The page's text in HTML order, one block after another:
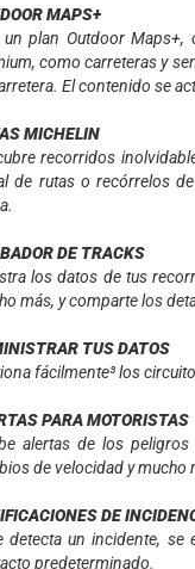
MAPS+
un plan Outdoor Maps+,
como carreteras y
El contenido se
MICHELIN
recorridos
de rutas o recórrelos
DE TRACKS
los datos de tus
más, y comparte los
TUS DATOS
fácilmente³ los
PARA MOTORISTAS
alertas de los
de velocidad y mucho
DE
detecta un incidente, se
predeterminado.